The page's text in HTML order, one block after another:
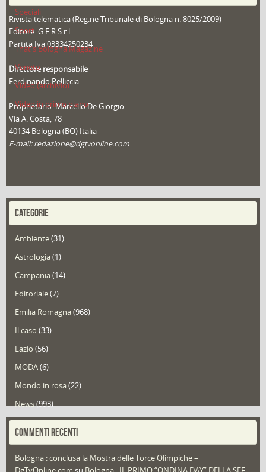
Speciali
Sport
That's Bologna Magazine
Veneto
Video (archivio)
Video in primo piano
Rivista telematica (Reg.ne Tribunale di Bologna n. 8025/2009)
Editore: G.F.R S.r.l.
Partita Iva 03334250234
Direttore responsabile
Ferdinando Pelliccia
Proprietario: Marcello De Giorgio
Via A. Costa, 78
40134 Bologna (BO) Italia
E-mail: redazione@dgtvonline.com
CATEGORIE
Ambiente(31)
Astrologia(1)
Campania(14)
Editoriale(7)
Emilia Romagna(968)
Il caso (33)
Lazio (56)
MODA(6)
Mondo in rosa(22)
News(993)
Portfolio(1)
Redazioni(1.049)
COMMENTI RECENTI
Bologna : conclusa la Mostra delle Torce Olimpiche –